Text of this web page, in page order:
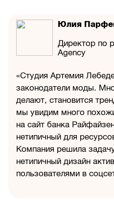
Юлия
Директор по
Agency
«Студия Артемия
законодатели моды.
делают, становится
мы увидим много
на сайт банка
нетипичный для
Компания решила
нетипичный дизайн
пользователями в